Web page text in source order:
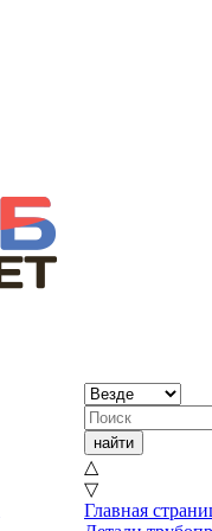
△
▽
Главная